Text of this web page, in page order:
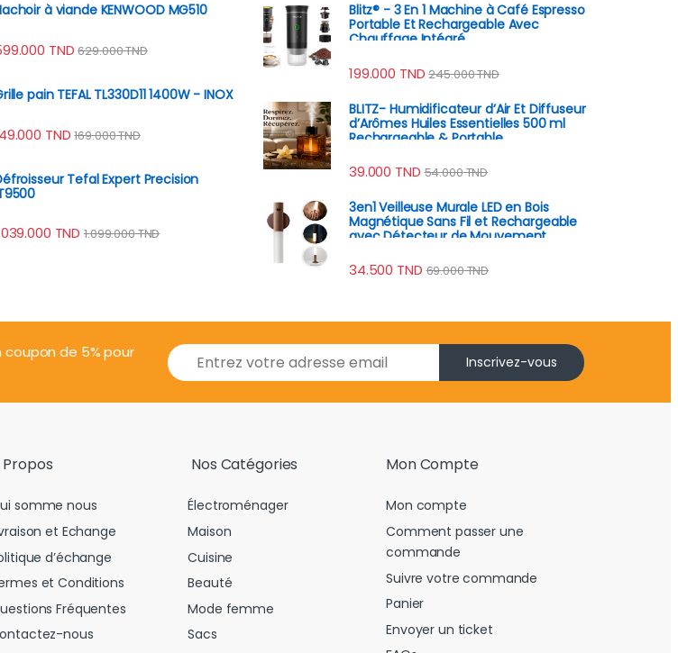
à viande KENWOOD MG510
TND 629.000TND
pain TEFAL TL330D11 1400W - INOX
TND 169.000TND
Tefal Expert Precision
TND 1.099.000TND
Blitz® - 3 En 1 Machine à Café Espresso
Portable Et Rechargeable Avec
Chauffage Intégré
199.000 TND 245.000TND
BLITZ- Humidificateur d’Air Et Diffuseur
d’Arômes Huiles Essentielles 500 ml
Rechargeable & Portable
39.000 TND 54.000TND
3en1 Veilleuse Murale LED en Bois
Magnétique Sans Fil et Rechargeable
avec Détecteur de Mouvement
34.500 TND 69.000TND
coupon de 5% pour
E
m
i
Inscrivez-vous
Propos
somme nous
et Echange
d’échange
et Conditions
Fréquentes
nous
Nos Catégories
Électroménager
Maison
Cuisine
Beauté
Mode femme
Sacs
Mon Compte
Mon compte
Comment passer une
commande
Suivre votre commande
Panier
Envoyer un ticket